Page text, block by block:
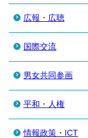
広報・広聴
国際交流
男女共同参画
平和・人権
情報政策・ICT